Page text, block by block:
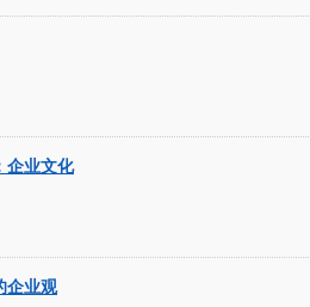
企业文化
企业观